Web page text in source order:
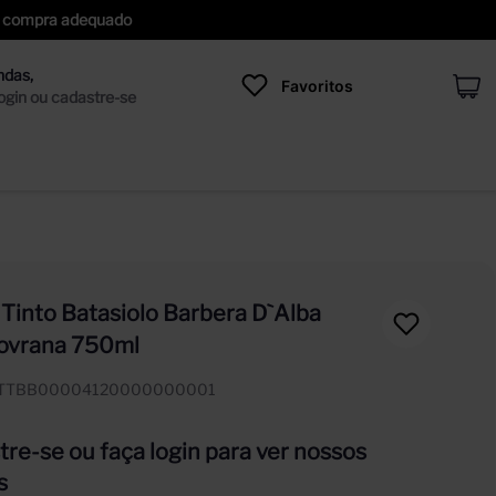
adequado
Favoritos
Batasiolo Barbera D`Alba
750ml
se ou faça login para ver nossos